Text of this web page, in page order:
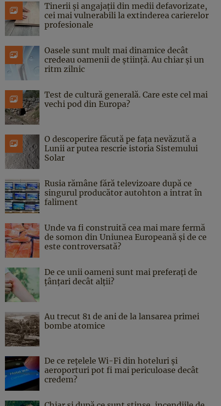
Tinerii și angajații din medii defavorizate,
cei mai vulnerabili la extinderea carierelor
profesionale
Oasele sunt mult mai dinamice decât
credeau oamenii de știință. Au chiar și un
ritm zilnic
Test de cultură generală. Care este cel mai
vechi pod din Europa?
O descoperire făcută pe fața nevăzută a
Lunii ar putea rescrie istoria Sistemului
Solar
Rusia rămâne fără televizoare după ce
singurul producător autohton a intrat în
faliment
Unde va fi construită cea mai mare fermă
de somon din Uniunea Europeană și de ce
este controversată?
De ce unii oameni sunt mai preferați de
țânțari decât alții?
Au trecut 81 de ani de la lansarea primei
bombe atomice
De ce rețelele Wi-Fi din hoteluri și
aeroporturi pot fi mai periculoase decât
credem?